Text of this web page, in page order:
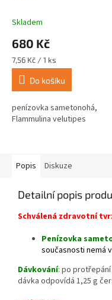
Skladem
680 Kč
Měrná
cena:
7,56 Kč / 1 ks
Do košíku
penízovka sametonohá,
Flammulina velutipes
Popis Diskuze
Detailní popis
Schválená zdravotní
Penízovka
současnosti nemá
Dávkování: po protřepání
dávka odpovídá 1,25 g